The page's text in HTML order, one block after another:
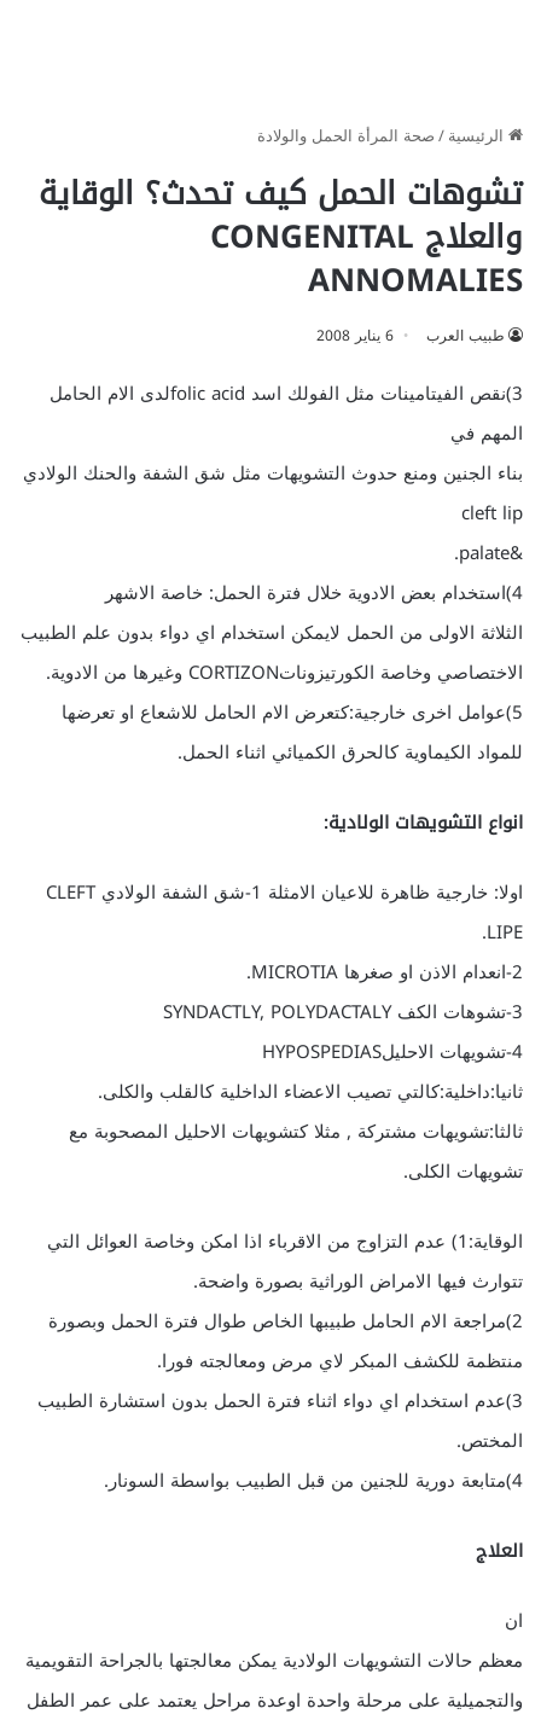
الرئيسية/صحة المرأة الحمل والولادة
تشوهات الحمل كيف تحدث؟ الوقاية
والعلاج CONGENITAL
ANNOMALIES
طبيب العرب 6 يناير 2008
3)نقص الفيتامينات مثل الفولك اسد folic acidلدى الام الحامل
المهم في
بناء الجنين ومنع حدوث التشويهات مثل شق الشفة والحنك الولادي
cleft lip
&palate.
4)استخدام بعض الادوية خلال فترة الحمل: خاصة الاشهر
الثلاثة الاولى من الحمل لايمكن استخدام اي دواء بدون علم الطبيب
الاختصاصي وخاصة الكورتيزوناتCORTIZON وغيرها من الادوية.
5)عوامل اخرى خارجية:كتعرض الام الحامل للاشعاع او تعرضها
للمواد الكيماوية كالحرق الكميائي اثناء الحمل.
انواع التشويهات الولادية:
اولا: خارجية ظاهرة للاعيان الامثلة 1-شق الشفة الولادي CLEFT
LIPE.
2-انعدام الاذن او صغرها MICROTIA.
3-تشوهات الكف SYNDACTLY, POLYDACTALY
4-تشويهات الاحليلHYPOSPEDIAS
ثانيا:داخلية:كالتي تصيب الاعضاء الداخلية كالقلب والكلى.
ثالثا:تشويهات مشتركة , مثلا كتشويهات الاحليل المصحوبة مع
تشويهات الكلى.
الوقاية:1) عدم التزاوج من الاقرباء اذا امكن وخاصة العوائل التي
تتوارث فيها الامراض الوراثية بصورة واضحة.
2)مراجعة الام الحامل طبيبها الخاص طوال فترة الحمل وبصورة
منتظمة للكشف المبكر لاي مرض ومعالجته فورا.
3)عدم استخدام اي دواء اثناء فترة الحمل بدون استشارة الطبيب
المختص.
4)متابعة دورية للجنين من قبل الطبيب بواسطة السونار.
العلاج
ان
معظم حالات التشويهات الولادية يمكن معالجتها بالجراحة التقويمية
والتجميلية على مرحلة واحدة اوعدة مراحل يعتمد على عمر الطفل